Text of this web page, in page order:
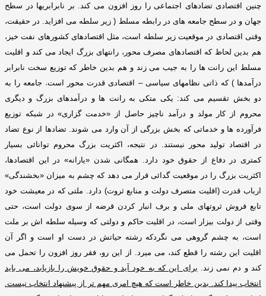
چنین اقتصادی تضادهای اجتماعی را روز افزون می کند
بر نابرابریها در سطح
جهان و در سطح جامعه های در رابطه مسلط ( زیر سلطه می افزاید
در حقیقت،
وقتی اقتصادی در موقعیت زیر سلطه است، مثل اقتصادهای کشورهای نفت خیز،
هم بدین لحاظ که اقتصادهای مصرف محور، رانتهای بزرگ ایجاد می کند و اقلیت
مسلط این رانت ها را به جیب می زند و هم بدین خاطر که توزیع سخت نابرابر
درآمدها)که ذاتی نظامهای سیاسی – اقتصادی قدرت محور است، جامعه را به
دو بخش تقسیم می کند : یکی متکی به رانت ها و درآمدهای بزرگ و دیگری
محروم از کار مولد و درآمد ناچیز حاصل از «خدمت گزاری» در شبکه توزیع
فرآورده ها و خدماتی که بخش بزرگی از آن وارد می شوند
.تضادها از نوع تضاد
در اقتصاد تولید محور نیستند
در نتیجه، اکثریت بزرگ محروم توانائی بسیار
کمتری در دفاع از حقوق خود دارد
همگانی شدن «یارانه» در این اقتصادها،
اکثریت بزرگ را در موقعیت گدائی قرار می دهد که چشم به میزان «بخشندگی»
ارباب قدرت(اقلیت متصرف دولت و منابع ثروت) دارد
ملتی که در معیشت خود
تابع فروش ثروتهای ملی و برف انبار کردن قرضه از سوی دولت است، حتی
وقتی از دولت بیزار است، در اقلیت حاکم و دولتی که وسیله سلطه اش بر ملت
است، به چشم گروهی می نگردکه رشته حیاتش در دست او است و اگر آن
اقلیت این رشته را قطع کند، می میرد
از این رو، فقر روز افزون را تحمل می
کند و دم نمی زند
برای این که به خود آید و حقوق خویش را بازیابد، می باید
انتخاب پیدا کند
بدین خاطر است که هیچ امری مهم تر از پیشنهاد انتخاب نیست